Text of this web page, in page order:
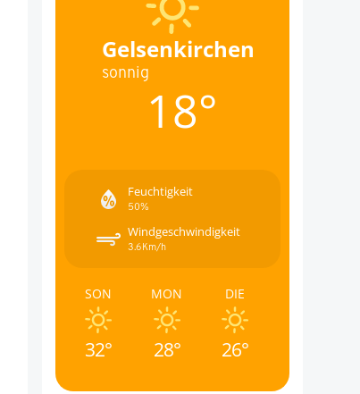
Gelsenkirchen
sonnig
18°
Feuchtigkeit
50%
Windgeschwindigkeit
3.6Km/h
SON
32°
MON
28°
DIE
26°